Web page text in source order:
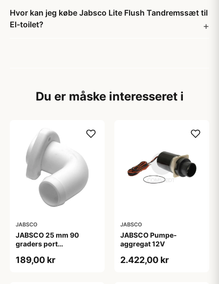
Hvor kan jeg købe Jabsco Lite Flush Tandremssæt til
El-toilet?
Du er måske interesseret i
JABSCO
JABSCO 25 mm 90
graders port
189,00 kr
JABSCO
JABSCO Pumpe-
aggregat 12V
2.422,00 kr